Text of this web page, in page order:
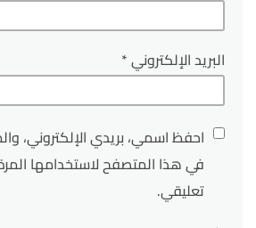
البريد الإلكتروني*
احفظ اسمي، بريدي الإلكتروني،
في هذا المتصفح لاستخدامها
تعليقي.